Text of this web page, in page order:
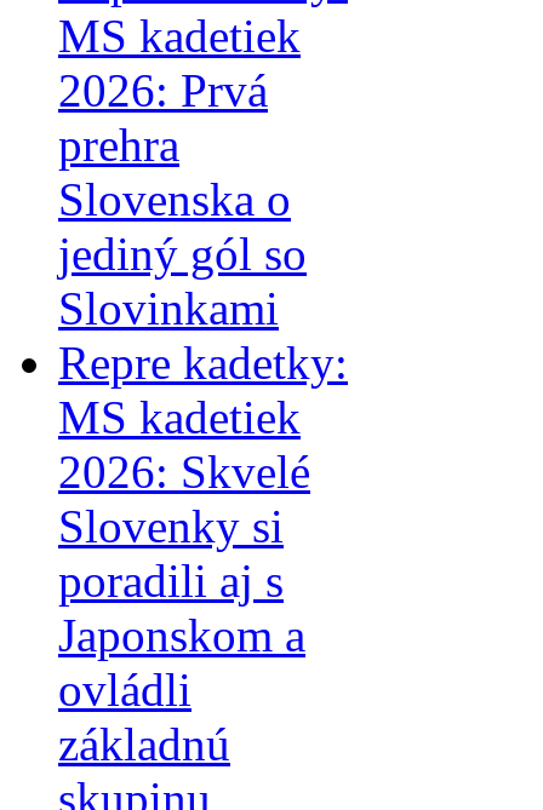
MS kadetiek
2026: Prvá
prehra
Slovenska o
jediný gól so
Slovinkami
Repre kadetky:
MS kadetiek
2026: Skvelé
Slovenky si
poradili aj s
Japonskom a
ovládli
základnú
skupinu